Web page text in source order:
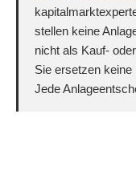
stellen keine
nicht als Kauf-
Sie ersetzen keine
Jede